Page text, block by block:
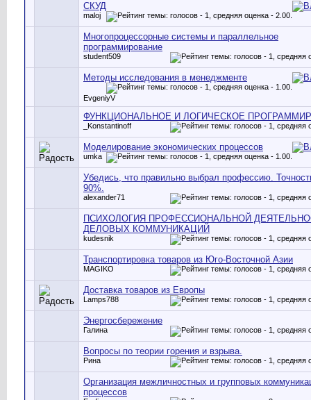
СКУД
maloj
Многопроцессорные системы и параллельное
программирование
student509
Методы исследования в менеджменте
EvgeniyV
ФУНКЦИОНАЛЬНОЕ И ЛОГИЧЕСКОЕ
_Konstantinoff
Моделирование экономических процессов
umka
Убедись, что правильно выбрал профессию.
90%.
alexander71
ПСИХОЛОГИЯ ПРОФЕССИОНАЛЬНОЙ
ДЕЛОВЫХ КОММУНИКАЦИЙ
kudesnik
Транспортировка товаров из Юго-Восточной Азии
MAGIKO
Доставка товаров из Европы
Lamps788
Энергосбережение
Галина
Вопросы по теории горения и взрыва.
Рина
Организация межличностных и групповых
процессов